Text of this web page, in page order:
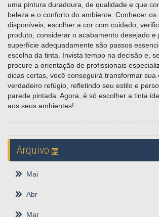
uma pintura duradoura, de qualidade e que
beleza e o conforto do ambiente. Conhecer os
disponíveis, escolher a cor com cuidado,
produto, considerar o acabamento desejado e
superfície adequadamente são passos
escolha da tinta. Invista tempo na decisão e,
procure a orientação de profissionais
dicas certas, você conseguirá transformar sua
verdadeiro refúgio, refletindo seu estilo e
parede pintada. Agora, é só escolher a tinta
aos seus ambientes!
Arquivo
Mai
Abr
Mar